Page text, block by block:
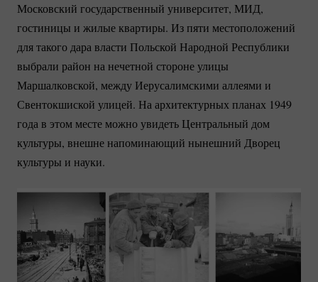
Московский государственный университет, МИД,
гостиницы и жилые квартиры. Из пяти местоположений
для такого дара власти Польской Народной Республики
выбрали район на нечетной стороне улицы
Маршалковской, между Иерусалимскими аллеями и
Свентокшиской улицей. На архитектурных планах 1949
года в этом месте можно увидеть Центральный дом
культуры, внешне напоминающий нынешний Дворец
культуры и науки.